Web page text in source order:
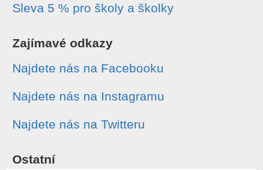
Sleva 5 % pro školy a školky
Zajímavé odkazy
Najdete nás na Facebooku
Najdete nás na Instagramu
Najdete nás na Twitteru
Ostatní